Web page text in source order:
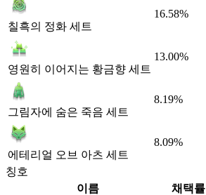
칠흑의 정화 세트
16.58%
영원히 이어지는 황금향 세트
13.00%
그림자에 숨은 죽음 세트
8.19%
에테리얼 오브 아츠 세트
8.09%
칭호
이름
채택률